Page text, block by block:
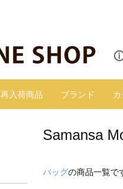
再入荷商品 ブランド
Samansa
バッグの商品一覧で